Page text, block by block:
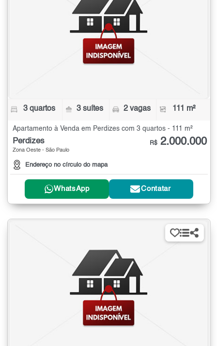
3 quartos 3 suítes 2 vagas 111 m²
Apartamento à Venda em Perdizes com 3 quartos - 111 m²
Perdizes
Zona Oeste - São Paulo
Endereço no círculo do mapa
R$ 2.000.000
WhatsApp Contatar